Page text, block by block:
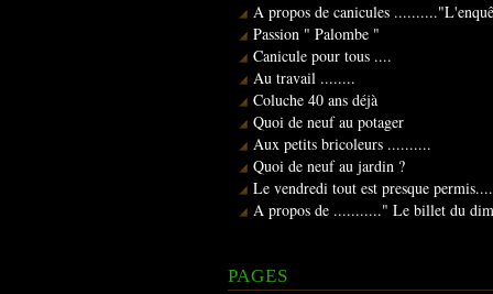
A propos de canicules
Passion " Palombe "
Canicule pour tous ....
Au travail ........
Coluche 40 ans déjà
Quoi de neuf au potager
Aux petits bricoleurs ..........
Quoi de neuf au jardin ?
Le vendredi tout est presque
A propos de ..........." Le billet du
PAGES